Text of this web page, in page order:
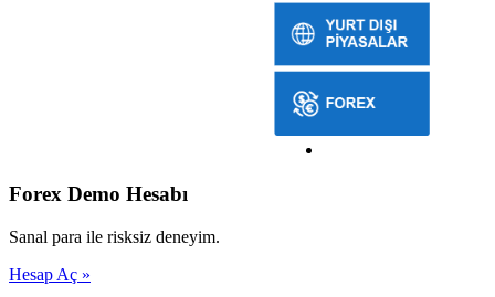
Forex Demo Hesabı
Sanal para ile risksiz deneyim.
Hesap Aç »